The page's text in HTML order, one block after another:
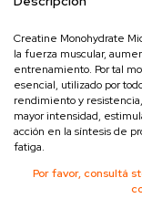
Creatine Monohydrate
la fuerza muscular,
entrenamiento. Por tal
esencial, utilizado por
rendimiento y
mayor intensidad,
acción en la síntesis de
fatiga.
Por favor, consultá